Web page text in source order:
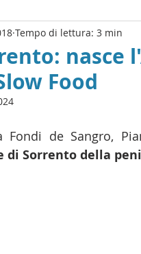
of Food Seminato &
nasce
Food
Tempo di lettura: 3 min
de Sangro,
di Sorrento della